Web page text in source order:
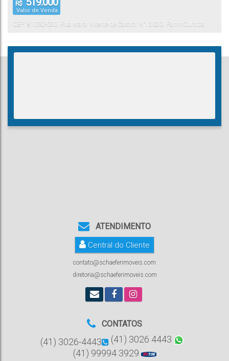
R$
Valor de Venda
CEP: 81030-020 Rua Major Vicente de Castro N°: 2020 FannyCuritiba
ATENDIMENTO
Central do Cliente
contato@schaeferimoveis.com
diretoria@schaeferimoveis.com
CONTATOS
(41) 3026-4443
(41) 3026 4443
(41) 99994 3929